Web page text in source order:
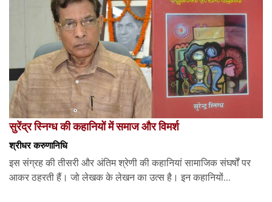
सुरेंद्र स्निग्ध की कहानियों में समाज और विमर्श
श्रीधर करुणानिधि
इस संग्रह की तीसरी और अंतिम श्रेणी की कहानियां सामाजिक संघर्षों पर
आकर ठहरती हैं। जो लेखक के लेखन का उत्स है। इन कहानियों...